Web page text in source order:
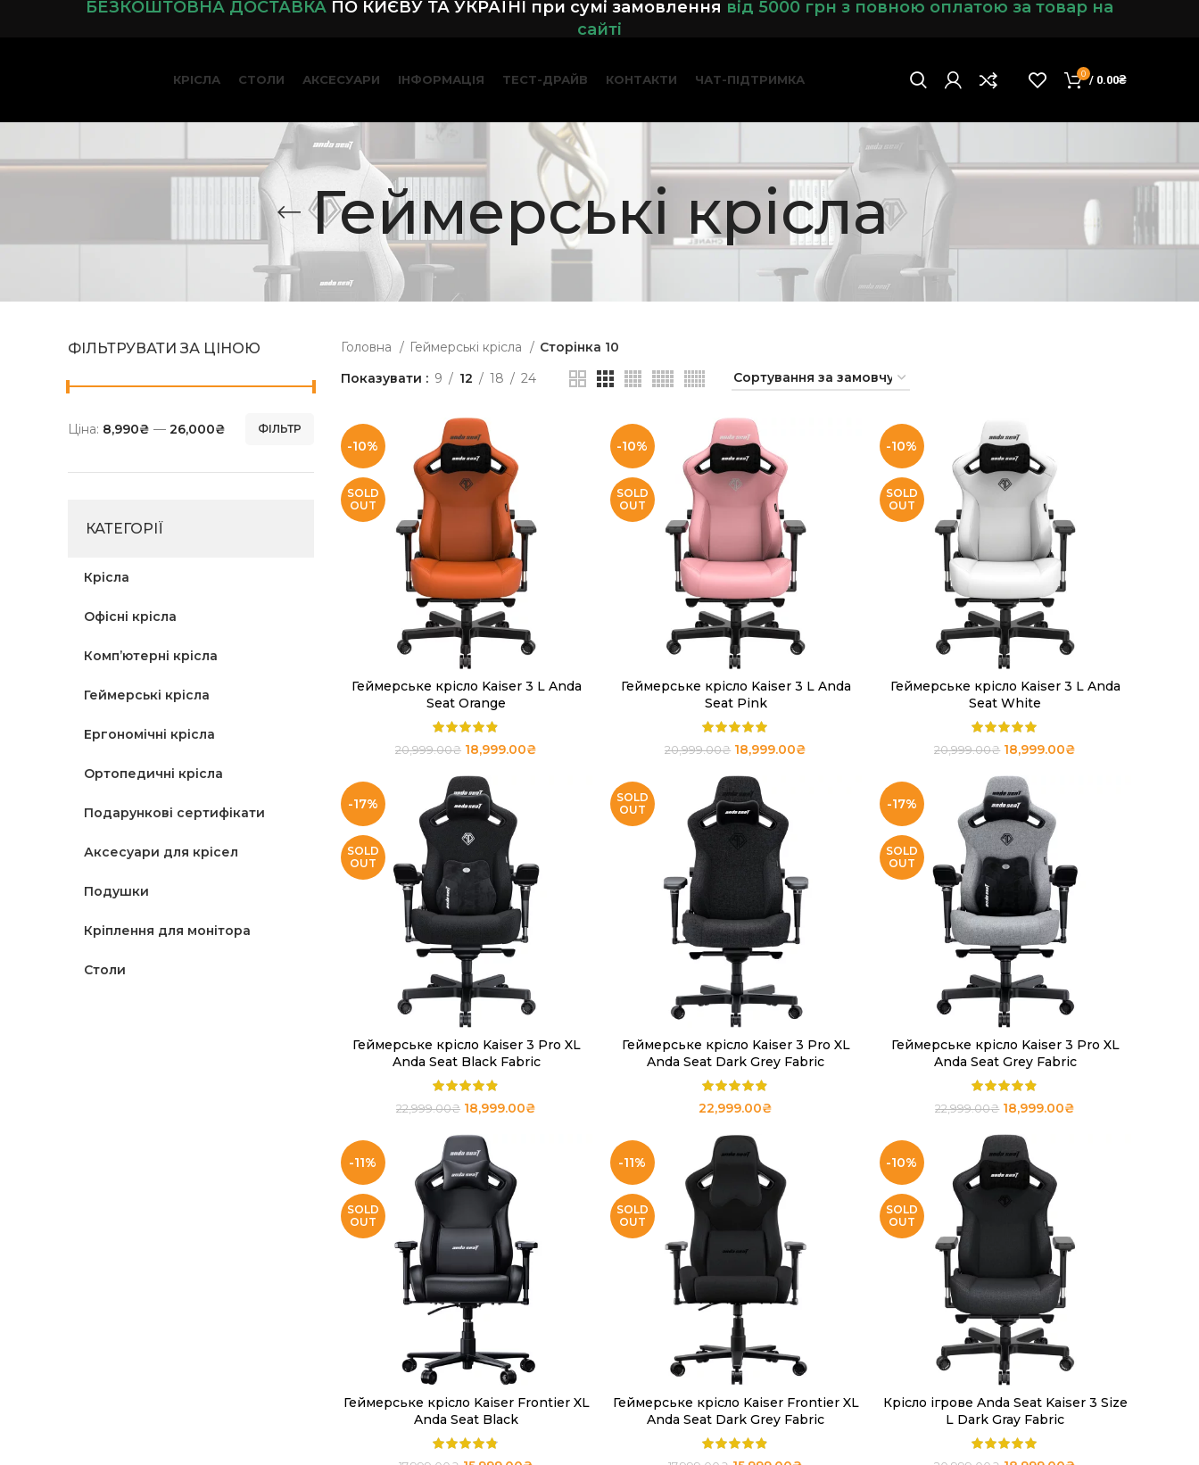
БЕЗКОШТОВНА ДОСТАВКА ПО КИЄВУ ТА УКРАЇНІ при сумі замовлення від 5000 грн з повною оплатою за товар на
сайті
КРІСЛА СТОЛИ АКСЕСУАРИ ІНФОРМАЦІЯ ТЕСТ-ДРАЙВ КОНТАКТИ ЧАТ-ПІДТРИМКА 0 / 0.00₴
Геймерські крісла
ФІЛЬТРУВАТИ ЗА ЦІНОЮ
ФІЛЬТР
Ціна: 8,990₴ — 26,000₴
КАТЕГОРІЇ
Крісла
Офісні крісла
Комп’ютерні крісла
Геймерські крісла
Ергономічні крісла
Ортопедичні крісла
Подарункові сертифікати
Аксесуари для крісел
Подушки
Кріплення для монітора
Столи
Головна Геймерські крісла
Сторінка 10
Показувати
9 12 18 24
-10%
SOLD
OUT
ЧИТАТИ ДАЛІ
Геймерське крісло Kaiser 3 L Anda
Seat Orange
20,999.00₴ 18,999.00₴
-10%
SOLD
OUT
ЧИТАТИ ДАЛІ
Геймерське крісло Kaiser 3 L Anda
Seat Pink
20,999.00₴ 18,999.00₴
-10%
SOLD
OUT
ЧИТАТИ ДАЛІ
Геймерське крісло Kaiser 3 L Anda
Seat White
20,999.00₴ 18,999.00₴
-17%
SOLD
OUT
ЧИТАТИ ДАЛІ
Геймерське крісло Kaiser 3 Pro XL
Anda Seat Black Fabric
22,999.00₴ 18,999.00₴
SOLD
OUT
ЧИТАТИ ДАЛІ
Геймерське крісло Kaiser 3 Pro XL
Anda Seat Dark Grey Fabric
22,999.00₴
-17%
SOLD
OUT
ЧИТАТИ ДАЛІ
Геймерське крісло Kaiser 3 Pro XL
Anda Seat Grey Fabric
22,999.00₴ 18,999.00₴
-11%
SOLD
OUT
ЧИТАТИ ДАЛІ
Геймерське крісло Kaiser Frontier XL
Anda Seat Black
-11%
SOLD
OUT
ЧИТАТИ ДАЛІ
Геймерське крісло Kaiser Frontier XL
Anda Seat Dark Grey Fabric
-10%
SOLD
OUT
ЧИТАТИ ДАЛІ
Крісло ігрове Anda Seat Kaiser 3 Size
L Dark Gray Fabric